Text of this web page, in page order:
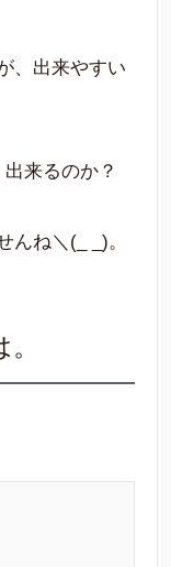
、出来やすい
来るのか？
んね＼(_ _)。